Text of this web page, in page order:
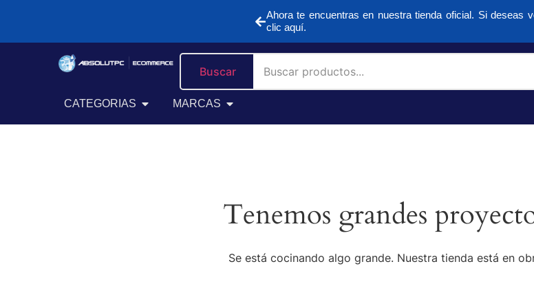
Ahora te encuentras en nuestra tienda oficial. Si deseas
clic aquí.
CATEGORIAS MARCAS
Buscar
Tenemos grandes
Se está cocinando algo grande. Nuestra tienda está en